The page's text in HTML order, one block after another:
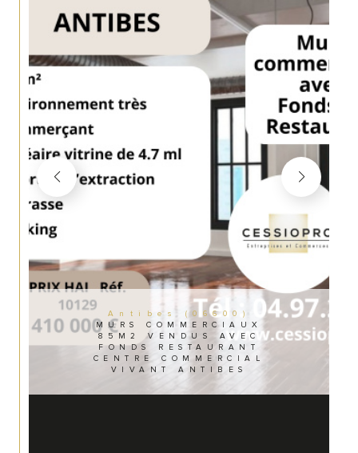
Antibes (06600)
MURS COMMERCIAUX
85M2 VENDUS AVEC
FONDS RESTAURANT
CENTRE COMMERCIAL
VIVANT ANTIBES